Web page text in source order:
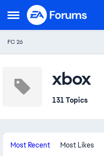
Open Side Menu
Skip to content
FC 26
xbox
131 Topics
Most Recent Most Likes